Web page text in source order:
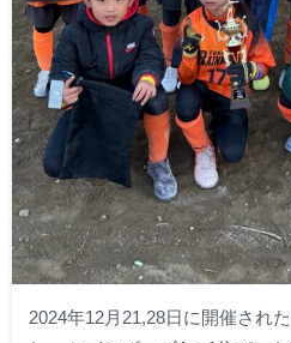
2024年12月21,28日に開催され